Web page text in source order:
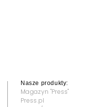
Nasze produkty:
Magazyn "Press"
Press.pl